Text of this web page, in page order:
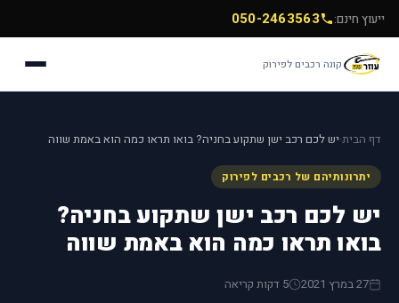
ייעוץ חינם: 050-2463563
קונה רכבים לפירוק
דף הבית›יש לכם רכב ישן שתקוע בחניה? בואו תראו כמה הוא באמת שווה
יתרונותיהם של רכבים לפירוק
יש לכם רכב ישן שתקוע בחניה?
בואו תראו כמה הוא באמת שווה
27 במרץ 2021 5 דקות קריאה